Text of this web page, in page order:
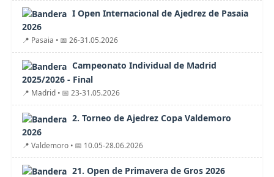
I Open Internacional de Ajedrez de Pasaia
2026
📍 Pasaia • 📅 26-31.05.2026
Campeonato Individual de Madrid
2025/2026 - Final
📍 Madrid • 📅 23-31.05.2026
2. Torneo de Ajedrez Copa Valdemoro
2026
📍 Valdemoro • 📅 10.05-28.06.2026
21. Open de Primavera de Gros 2026